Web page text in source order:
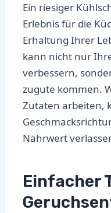
Ein riesiger
Erlebnis für die
Erhaltung Ihrer
kann nicht nur
verbessern,
zugute kommen.
Zutaten arbeiten,
Nährwert
Einfacher